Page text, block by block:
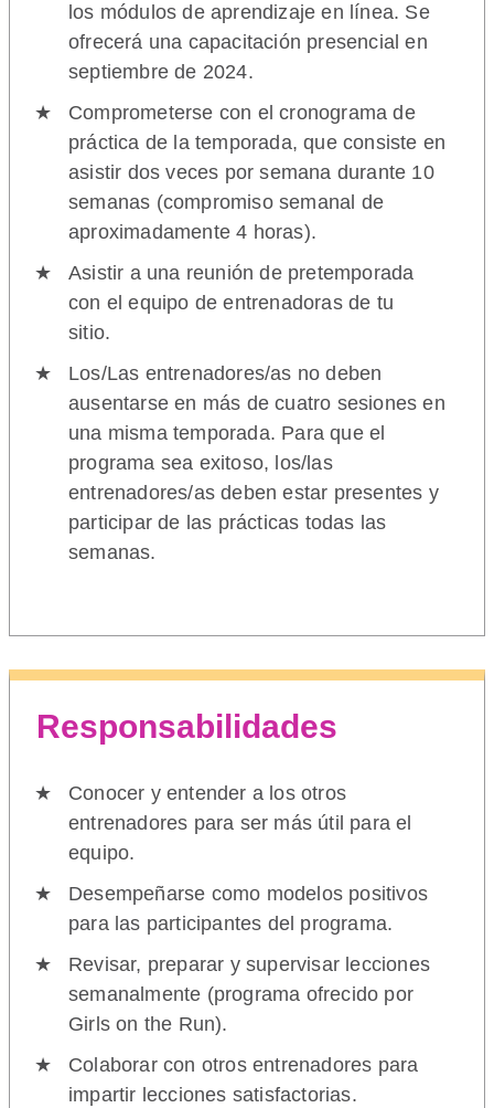
los módulos de aprendizaje en línea. Se
ofrecerá una capacitación presencial en
septiembre de 2024.
Comprometerse con el cronograma de
práctica de la temporada, que consiste en
asistir dos veces por semana durante 10
semanas (compromiso semanal de
aproximadamente 4 horas).
Asistir a una reunión de pretemporada
con el equipo de entrenadoras de tu
sitio.
Los/Las entrenadores/as no deben
ausentarse en más de cuatro sesiones en
una misma temporada. Para que el
programa sea exitoso, los/las
entrenadores/as deben estar presentes y
participar de las prácticas todas las
semanas.
Responsabilidades
Conocer y entender a los otros
entrenadores para ser más útil para el
equipo.
Desempeñarse como modelos positivos
para las participantes del programa.
Revisar, preparar y supervisar lecciones
semanalmente (programa ofrecido por
Girls on the Run).
Colaborar con otros entrenadores para
impartir lecciones satisfactorias.